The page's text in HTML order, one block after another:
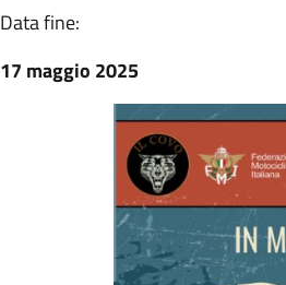
Data fine:
17 maggio 2025